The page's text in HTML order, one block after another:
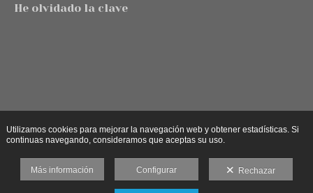
He olvidado la clave
Utilizamos cookies para mejorar la navegación web y obtener estadísticas. Si
continuas navegando, consideramos que aceptas su uso.
Más información Configurar Rechazar